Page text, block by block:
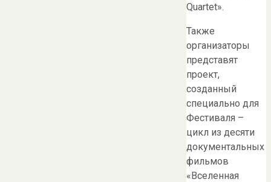
Quartet».
Также
организаторы
представят
проект,
созданный
специально для
Фестиваля –
цикл из десяти
документальных
фильмов
«Вселенная